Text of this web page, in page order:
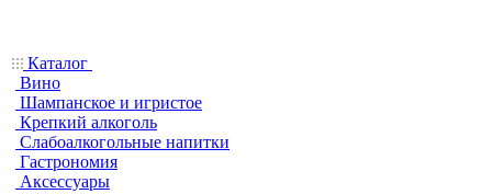
Каталог
Вино
Шампанское и игристое
Крепкий алкоголь
Слабоалкогольные напитки
Гастрономия
Аксессуары